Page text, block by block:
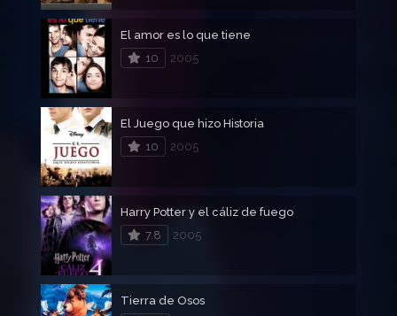
El amor es lo que tiene
10
2005
El Juego que hizo Historia
10
2005
Harry Potter y el cáliz de fuego
7.8
2005
Tierra de Osos